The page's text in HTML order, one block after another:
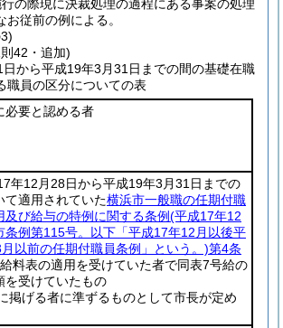
の際現に決裁処理の過程にある事案の処理
お従前の例による。
42・追加)
から平成19年3月31日までの間の基礎在職
職員の区分についての表
必要と認める者
年12月28日から平成19年3月31日までの
て適用されていた横浜市一般職の任期付職
及び給与の特例に関する条例(平成17年12
条例第115号。以下「平成17年12月以後平
以前の任期付職員条例」という。)第4条
料表の適用を受けていた者で同表7号給の
を受けていたもの
掲げる者に準ずるものとして市長が定め